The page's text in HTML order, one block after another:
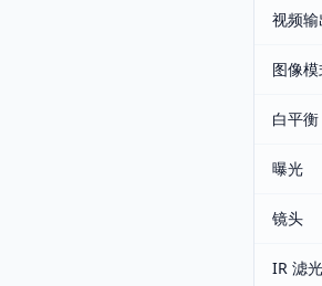
视频
图像
白平衡
曝光
镜头
IR 滤